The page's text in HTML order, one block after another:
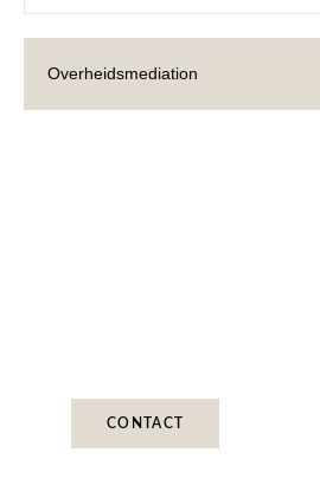
Overheidsmediation
CONTACT